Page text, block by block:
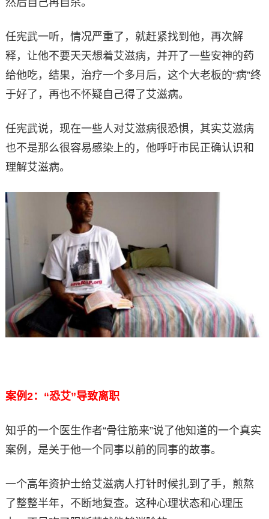
任宪武一听，情况严重了，就赶紧找到他，再次解
释，让他不要天天想着艾滋病，并开了一些安神的药
给他吃，结果，治疗一个多月后，这个大老板的“病”终
于好了，再也不怀疑自己得了艾滋病。
任宪武说，现在一些人对艾滋病很恐惧，其实艾滋病
也不是那么很容易感染上的，他呼吁市民正确认识和
理解艾滋病。
案例2：“恐艾”导致离职
知乎的一个医生作者“骨往筋来”说了他知道的一个真实
案例，是关于他一个同事以前的同事的故事。
一个高年资护士给艾滋病人打针时候扎到了手，煎熬
了整整半年，不断地复查。这种心理状态和心理压